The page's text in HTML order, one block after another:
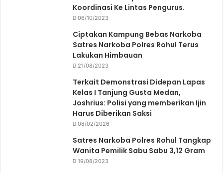
Koordinasi Ke Lintas Pengurus.
06/10/2023
Ciptakan Kampung Bebas Narkoba
Satres Narkoba Polres Rohul Terus
Lakukan Himbauan
21/08/2023
Terkait Demonstrasi Didepan Lapas
Kelas I Tanjung Gusta Medan,
Joshrius: Polisi yang memberikan Ijin
Harus Diberikan Saksi
08/02/2026
Satres Narkoba Polres Rohul Tangkap
Wanita Pemilik Sabu Sabu 3,12 Gram
19/08/2023